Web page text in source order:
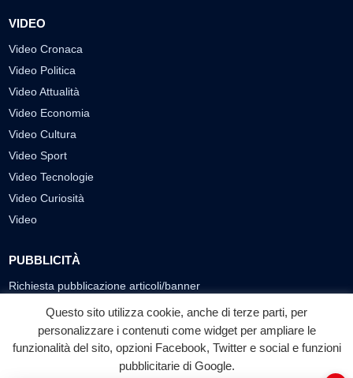
VIDEO
Video Cronaca
Video Politica
Video Attualità
Video Economia
Video Cultura
Video Sport
Video Tecnologie
Video Curiosità
Video
PUBBLICITÀ
Richiesta pubblicazione articoli/banner
SEGUICI SUI SOCIAL
f
Facebook
◎ ▶
YouTube
Questo sito utilizza cookie, anche di terze parti, per
personalizzare i contenuti come widget per ampliare le
funzionalità del sito, opzioni Facebook, Twitter e social e funzioni
pubblicitarie di Google.